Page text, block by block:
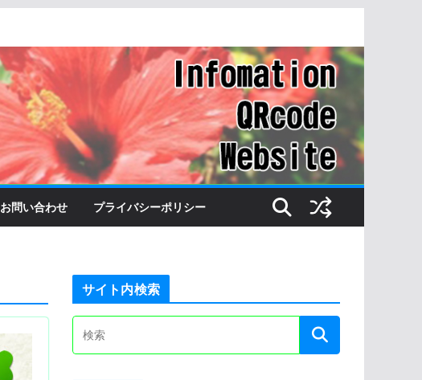
お問い合わせ プライバシーポリシー
サイト内検索